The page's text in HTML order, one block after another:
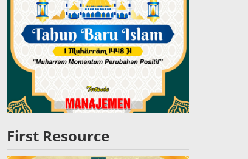
First Resource